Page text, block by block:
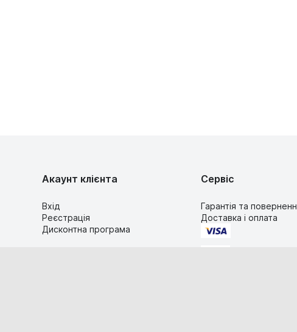
Акаунт клієнта
Вхід
Реєстрація
Дисконтна програма
Сервіс
Гарантія та
Доставка і оплата